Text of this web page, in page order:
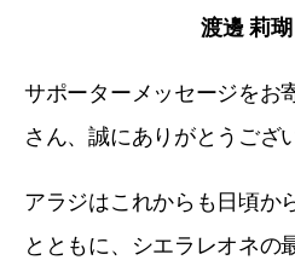
渡邊 莉
サポーターメッセージをお
さん、誠にありがとうござ
アラジはこれからも日頃か
とともに、シエラレオネの